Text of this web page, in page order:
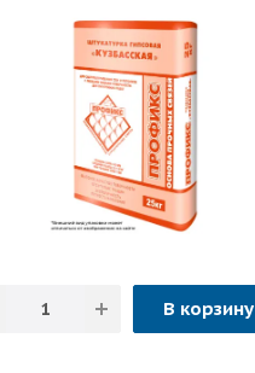
В корзину